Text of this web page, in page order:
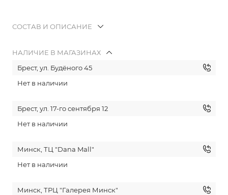
СОСТАВ И ОПИСАНИЕ
НАЛИЧИЕ В МАГАЗИНАХ
Брест, ул. Будёного 45
Нет в наличии
Брест, ул. 17-го сентября 12
Нет в наличии
Минск, ТЦ "Dana Mall"
Нет в наличии
Минск, ТРЦ "Галерея Минск"